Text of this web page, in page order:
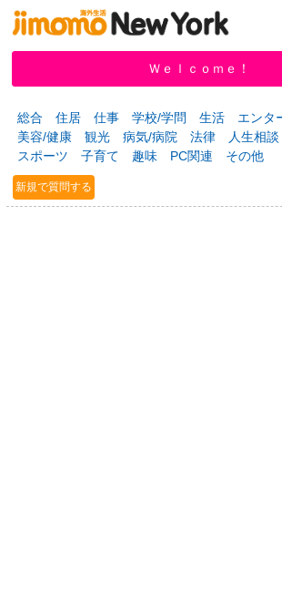
新規登録
掲示板 タウン情報 教えて！
Ｗｅｌｃｏｍｅ！
総合 住居 仕事 学校/学問 生活
エンタ
美容/健康
観光 病気/病院 法律 人生相談
スポーツ
子育て 趣味 PC関連 その他
新規で質問する